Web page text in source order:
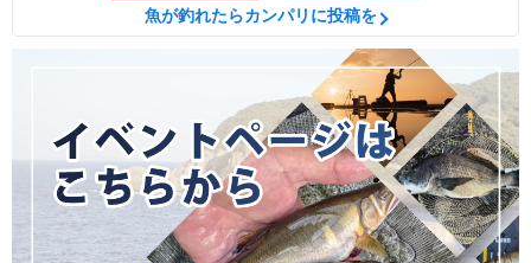
魚が釣れたらカンパリに投稿を